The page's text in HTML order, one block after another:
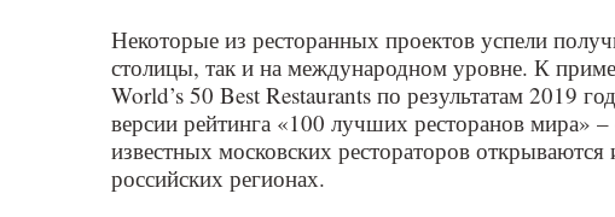
Некоторые из ресторанных проектов успели
столицы, так и на международном уровне. К
World’s 50 Best Restaurants по результатам 2019
версии рейтинга «100 лучших ресторанов мира»
известных московских рестораторов
российских регионах.